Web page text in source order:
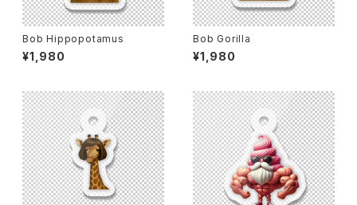
Bob Hippopotamus
¥1,980
Bob Gorilla
¥1,980